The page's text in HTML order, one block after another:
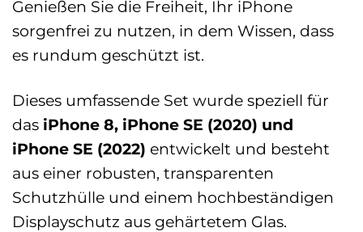
Genießen Sie die Freiheit, Ihr iPhone
sorgenfrei zu nutzen, in dem Wissen, dass
es rundum geschützt ist.
Dieses umfassende Set wurde speziell für
das iPhone 8, iPhone SE (2020) und
iPhone SE (2022) entwickelt und besteht
aus einer robusten, transparenten
Schutzhülle und einem hochbeständigen
Displayschutz aus gehärtetem Glas.